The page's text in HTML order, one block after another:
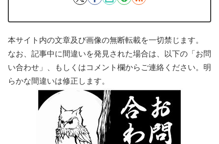
本サイト内の文章及び画像の無断転載を一切禁じます。
なお、記事中に間違いを発見された場合は、以下の「お問
い合わせ」、もしくはコメント欄からご連絡ください。明
らかな間違いは修正します。